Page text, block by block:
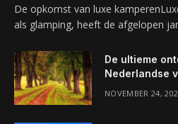
De opkomst van luxe
als glamping, heeft de afgelopen
De ultieme
Nederlandse
NOVEMBER 24,